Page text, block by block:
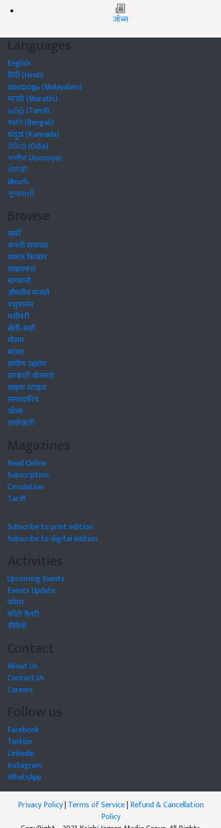
जॉब्स
Languages
English
हिंदी (Hindi)
മലയാളം (Malayalam)
मराठी (Marathi)
தமிழ் (Tamil)
বাঙালি (Bengali)
ಕನ್ನಡ (Kannada)
ଓଡିଆ (Odia)
অসমীয়া (Asomiya)
ਪੰਜਾਬੀ
తెలుగు
ગુજરાતી
Browse
खबरें
कंपनी समाचार
सफल किसान
साक्षात्कार
बागवानी
औषधीय फसलें
पशुपालन
मशीनरी
खेती-बाड़ी
मौसम
बाजार
ग्रामीण उद्द्योग
सरकारी योजनाएं
लाइफ स्टाइल
सम्पादकीय
जॉब्स
डायरेक्टरी
Magazines
Read Online
Subscription
Circulation
Tariff
Subscribe to print edition
Subscribe to digital edition
Activities
Upcoming Events
Events Update
फोरम
फोटो गैलरी
वीडियो
Contact
About Us
Contact Us
Careers
Follow us
Facebook
Twitter
LinkedIn
Instagram
WhatsApp
Privacy Policy|Terms of Service|Refund & Cancellation
Policy